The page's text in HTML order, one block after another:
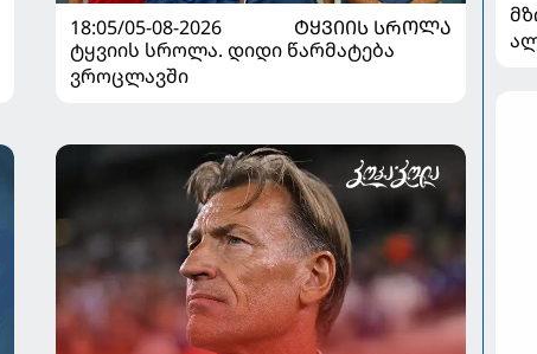
18:05/05-08-2026
ᲢᲧᲕᲘᲘᲡ ᲡᲠᲝᲚᲐ
ტყვიის სროლა. დიდი წარმატება
ვროცლავში